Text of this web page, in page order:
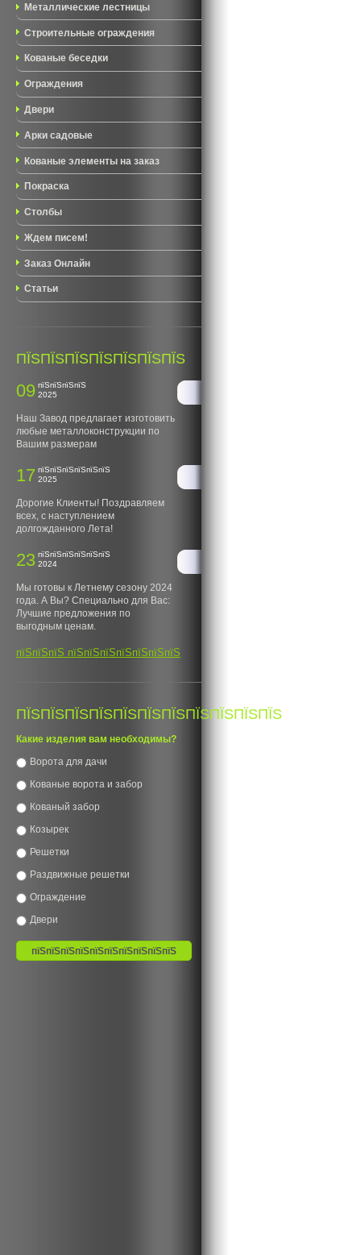
Металлические лестницы
Строительные ограждения
Кованые беседки
Ограждения
Двери
Арки садовые
Кованые элементы на заказ
Покраска
Столбы
Ждем писем!
Заказ Онлайн
Статьи
ПЇЅПЇЅПЇЅПЇЅПЇЅПЇЅПЇЅ
09 пїЅпїЅпїЅпїЅ
2025
Наш Завод предлагает изготовить
любые металлоконструкции по
Вашим размерам
17 пїЅпїЅпїЅпїЅпїЅпїЅ
2025
Дорогие Клиенты! Поздравляем
всех, с наступлением
долгожданного Лета!
23 пїЅпїЅпїЅпїЅпїЅпїЅ
2024
Мы готовы к Летнему сезону 2024
года. А Вы? Специально для Вас:
Лучшие предложения по
выгодным ценам.
пїЅпїЅпїЅ пїЅпїЅпїЅпїЅпїЅпїЅпїЅ
ПЇЅПЇЅПЇЅПЇЅПЇЅПЇЅПЇЅПЇЅПЇЅПЇЅПЇЅ
Какие изделия вам необходимы?
Ворота для дачи
Кованые ворота и забор
Кованый забор
Козырек
Решетки
Раздвижные решетки
Ограждение
Двери